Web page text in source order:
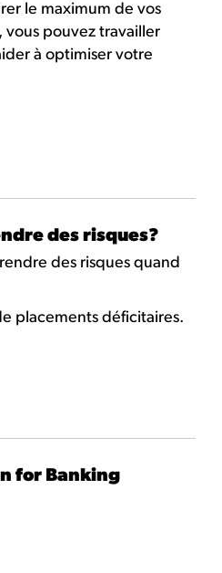
le maximum de vos
vous pouvez travailler
à optimiser votre
des risques?
des risques quand
placements déficitaires.
for Banking